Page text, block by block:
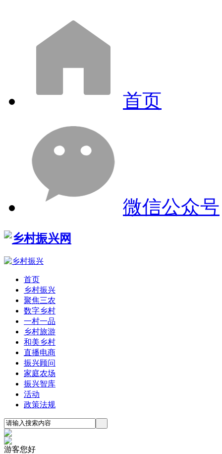
首页
微信公众号
首页
乡村振兴
聚焦三农
数字乡村
一村一品
乡村旅游
和美乡村
直播电商
振兴顾问
家庭农场
振兴智库
活动
政策法规
游客您好